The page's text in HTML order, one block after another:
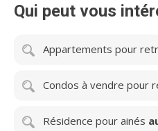
Qui peut vous
Appartements pour
Condos à vendre pour
Résidence pour ainés